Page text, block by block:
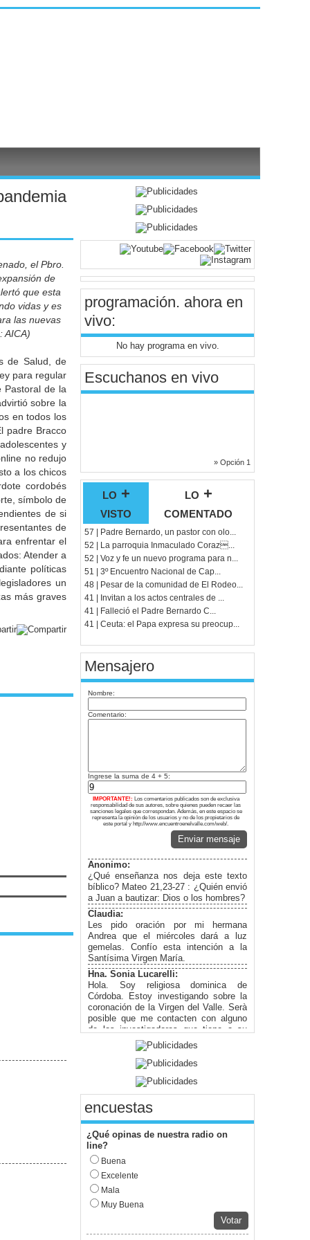
el Pbro.
de
que esta
vidas y es
las nuevas
AICA)
de Salud, de
para regular
Pastoral de la
sobre la
en todos los
padre Bracco
y
no redujo
a los chicos
cordobés
símbolo de
de si
de
enfrentar el
Atender a
políticas
un
más graves
programación. ahora en
vivo:
No hay programa en vivo.
Escuchanos en vivo
» Opción 1
lo +
visto
lo +
comentado
57 | Padre Bernardo, un pastor con olo...
52 | La parroquia Inmaculado Coraz...
52 | Voz y fe un nuevo programa para n...
51 | 3º Encuentro Nacional de Cap...
48 | Pesar de la comunidad de El Rodeo...
41 | Invitan a los actos centrales de ...
41 | Falleció el Padre Bernardo C...
41 | Ceuta: el Papa expresa su preocup...
Mensajero
Nombre:
Comentario:
Ingrese la suma de 4 + 5:
IMPORTANTE!: Los comentarios publicados son de exclusiva
responsabilidad de sus autores, sobre quienes pueden recaer las
sanciones legales que correspondan. Además, en este espacio se
representa la opinión de los usuarios y no de los propietarios de
este portal y http://www.encuentroenelvalle.com/web/.
Enviar mensaje
Anonimo:
¿Qué enseñanza nos deja este texto
bíblico? Mateo 21,23-27 : ¿Quién envió
a Juan a bautizar: Dios o los hombres?
Claudia:
Les pido oración por mi hermana
Andrea que el miércoles dará a luz
gemelas. Confío esta intención a la
Santísima Virgen María.
Hna. Sonia Lucarelli:
Hola. Soy religiosa dominica de
Córdoba. Estoy investigando sobre la
coronación de la Virgen del Valle. Serà
posible que me contacten con alguno
de los investigadores que tiene a su
cargo la historia?
Miguel Di Pietro:
desde Buenos Aires, si pueden pasar
un link facebook para ver im{agenes
Miguel Di Pietro:
Guillermo ,Desde el programa Maria
nos ponemos bajo su protección en
este d{ia de fiesta,Miguel Di Pietro
Valeria Vildoza:
Muy bueno el espacio para poder
compartir la fe. Muchas Felicidades....
Marina:
Un espacio genial para anunciar la
encuestas
¿Qué opinas de nuestra radio on
line?
Buena
Excelente
Mala
Muy Buena
Votar